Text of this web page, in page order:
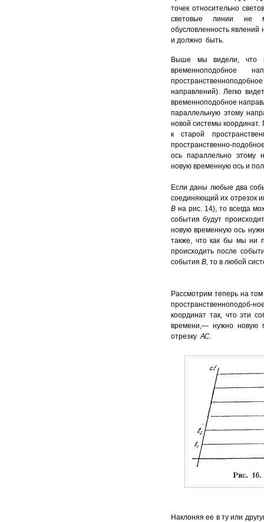
точек относительно
световые линии не
обусловленность явлений
и должно быть.
Выше мы видели, что
временноподобное
направлений). Легко
временноподобное
параллельную этому
новой системы координат.
к старой
пространственно-
ось параллельно этому
новую временную ось и
Если даны любые два
соединяющий их отрезок
В на рис. 14), то всегда
события будут
новую временную ось
также, что как бы мы ни
происходить после
события В, то в любой
Рассмотрим теперь на
пространственноподоб-
координат так, что эти
времени,— нужно
отрезкуАС.
Наклоняя ее в ту или